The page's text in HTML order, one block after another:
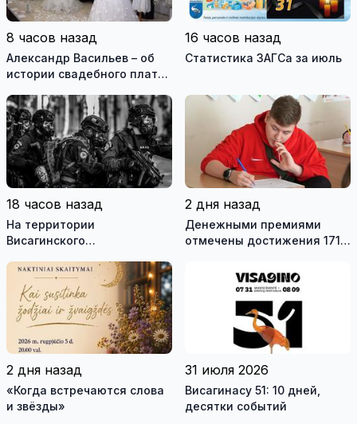
8 часов назад
Александр Васильев – об
истории свадебного платья
истории моды (видео)
16 часов назад
Статистика ЗАГСа за июль
18 часов назад
На территории
Висагинского
международные
антитеррористические
учения «Baltic Shadow»
2 дня назад
Денежными премиями
отмечены достижения 171
трех педагогов
2 дня назад
«Когда встречаются слова
и звёзды»
31 июля 2026
Висагинасу 51: 10 дней,
десятки событий